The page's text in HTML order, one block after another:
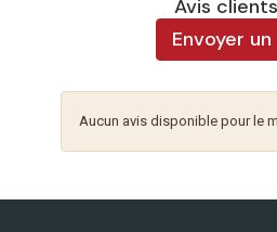
Avis
Envoyer un
Aucun avis disponible pour le